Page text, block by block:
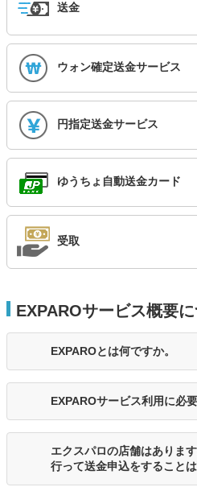
送金
ウォン確定送金サービス
円指定送金サービス
ゆうちょ自動送金カード
受取
EXPAROサービス概要
EXPAROとは何ですか。
EXPAROサービス利用に必
エクスパロの店舗はありま
行って送金申込をすることは